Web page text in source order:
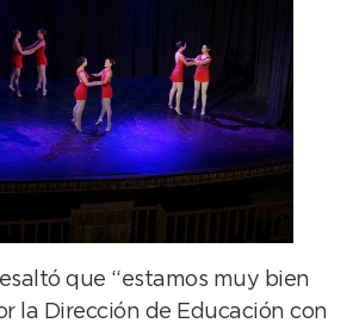
que “estamos muy bien
la Dirección de Educación con